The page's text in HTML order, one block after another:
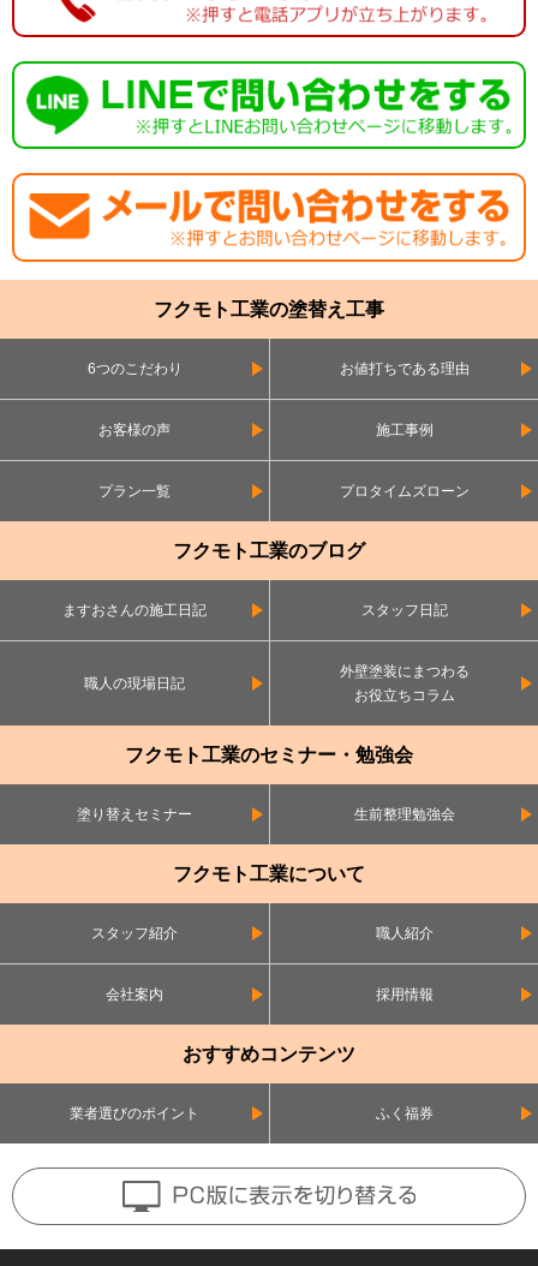
フクモト工業の塗替え工事
6つのこだわり お値打ちである理由
お客様の声 施工事例
プラン一覧 プロタイムズローン
フクモト工業のブログ
ますおさんの施工日記 スタッフ日記
職人の現場日記
外壁塗装にまつわる
お役立ちコラム
フクモト工業のセミナー・勉強会
塗り替えセミナー 生前整理勉強会
フクモト工業について
スタッフ紹介 職人紹介
会社案内 採用情報
おすすめコンテンツ
業者選びのポイント ふく福券